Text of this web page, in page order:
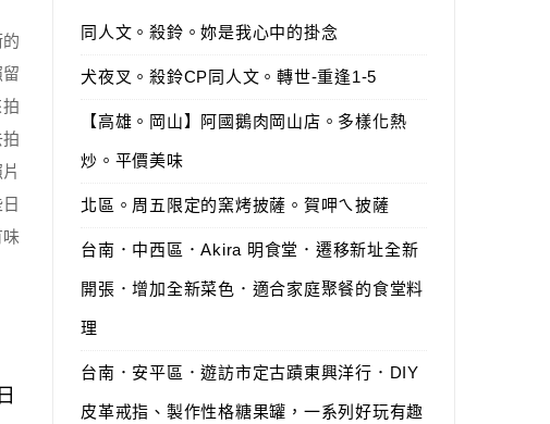
味
同人文。殺鈴。妳是我心中的掛念
犬夜叉。殺鈴CP同人文。轉世-重逢1-5
【高雄。岡山】阿國鵝肉岡山店。多樣化熱
炒。平價美味
北區。周五限定的窯烤披薩。賀呷ㄟ披薩
台南．中西區．Akira 明食堂．遷移新址全新
開張．增加全新菜色．適合家庭聚餐的食堂料
理
台南．安平區．遊訪市定古蹟東興洋行．DIY
皮革戒指、製作性格糖果罐，一系列好玩有趣